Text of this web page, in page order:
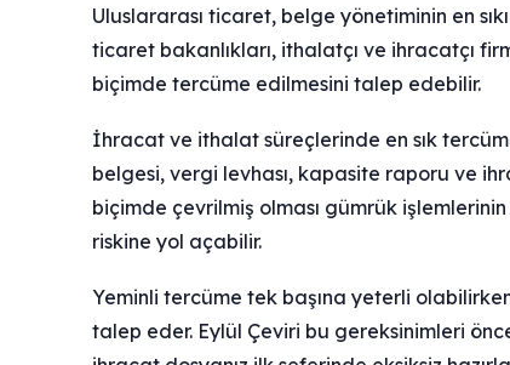
Uluslararası ticaret, belge yönetiminin en
ticaret bakanlıkları, ithalatçı ve ihracatçı
biçimde tercüme edilmesini talep edebilir.
İhracat ve ithalat süreçlerinde en sık
belgesi, vergi levhası, kapasite raporu ve
biçimde çevrilmiş olması gümrük
riskine yol açabilir.
Yeminli tercüme tek başına yeterli
talep eder. Eylül Çeviri bu gereksinimleri